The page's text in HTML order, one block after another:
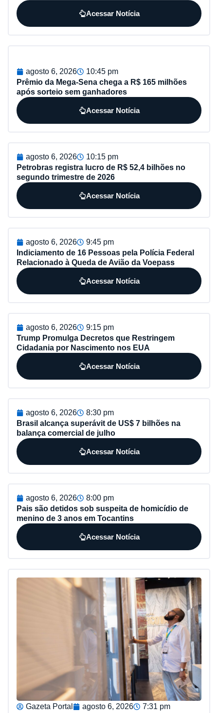
Acessar Notícia
agosto 6, 2026
10:45 pm
Prêmio da Mega-Sena chega a R$ 165 milhões
após sorteio sem ganhadores
Acessar Notícia
agosto 6, 2026
10:15 pm
Petrobras registra lucro de R$ 52,4 bilhões no
segundo trimestre de 2026
Acessar Notícia
agosto 6, 2026
9:45 pm
Indiciamento de 16 Pessoas pela Polícia Federal
Relacionado à Queda de Avião da Voepass
Acessar Notícia
agosto 6, 2026
9:15 pm
Trump Promulga Decretos que Restringem
Cidadania por Nascimento nos EUA
Acessar Notícia
agosto 6, 2026
8:30 pm
Brasil alcança superávit de US$ 7 bilhões na
balança comercial de julho
Acessar Notícia
agosto 6, 2026
8:00 pm
Pais são detidos sob suspeita de homicídio de
menino de 3 anos em Tocantins
Acessar Notícia
Gazeta Portal agosto 6, 2026 7:31 pm